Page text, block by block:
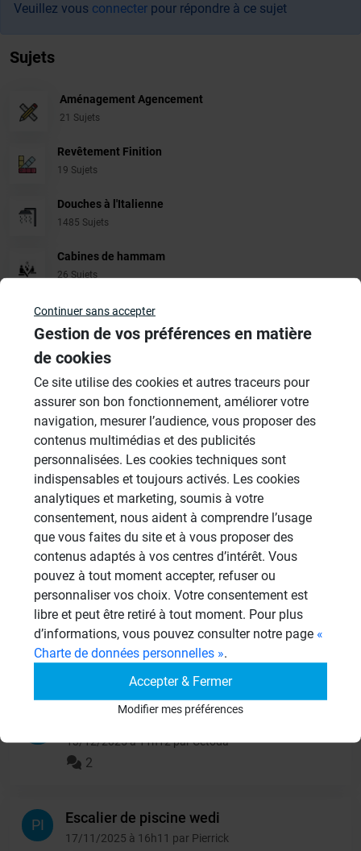
Veuillez vous connecter pour répondre à ce sujet
Sujets
Aménagement Agencement
21 Sujets
Revêtement Finition
19 Sujets
Douches à l'Italienne
1485 Sujets
Cabines de hammam
26 Sujets
Systèmes de panneaux à carreler
1206 Sujets
Autres
949 Sujets
Autres questions
CL
panneaux sous receveur de
douche
13/06/2026 à 15h06 par clbouch
2
RO
isolation d'un garde-
manger
10/06/2026 à 15h06 par Rosalie
2
Panneaux wedi et stockage
13/12/2025 à 11h12 par Cetoda
2
PI Escalier de piscine wedi
17/11/2025 à 16h11 par Pierrick
Continuer sans accepter
Gestion de vos préférences en matière
de cookies
Ce site utilise des cookies et autres traceurs pour
assurer son bon fonctionnement, améliorer votre
navigation, mesurer l’audience, vous proposer des
contenus multimédias et des publicités
personnalisées. Les cookies techniques sont
indispensables et toujours activés. Les cookies
analytiques et marketing, soumis à votre
consentement, nous aident à comprendre l’usage
que vous faites du site et à vous proposer des
contenus adaptés à vos centres d’intérêt. Vous
pouvez à tout moment accepter, refuser ou
personnaliser vos choix. Votre consentement est
libre et peut être retiré à tout moment. Pour plus
d’informations, vous pouvez consulter notre page «
Charte de données personnelles ».
Accepter & Fermer
Modifier mes préférences